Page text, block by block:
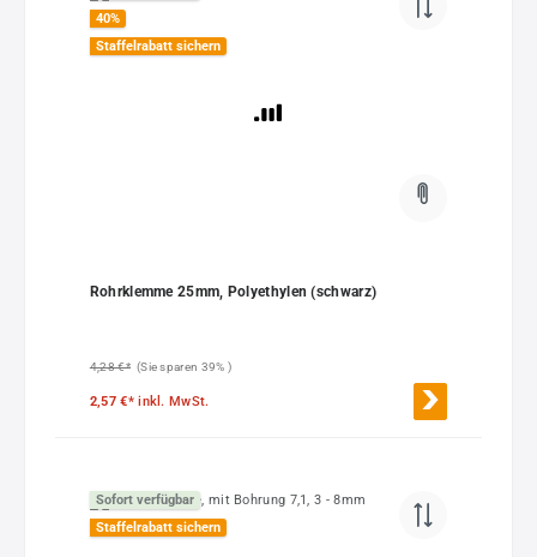
40%
Staffelrabatt sichern
Rohrklemme 25mm, Polyethylen (schwarz)
4,28 €* (Sie sparen 39% )
2,57 €*inkl. MwSt.
Sofort verfügbar
Staffelrabatt sichern